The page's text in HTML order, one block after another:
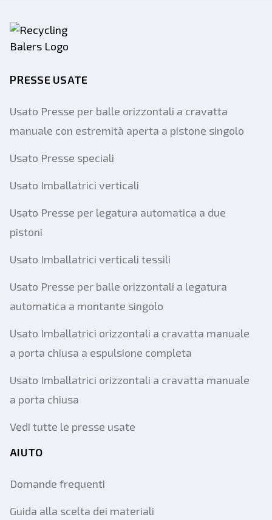
PRESSE USATE
Usato Presse per balle orizzontali a cravatta
manuale con estremità aperta a pistone singolo
Usato Presse speciali
Usato Imballatrici verticali
Usato Presse per legatura automatica a due
pistoni
Usato Imballatrici verticali tessili
Usato Presse per balle orizzontali a legatura
automatica a montante singolo
Usato Imballatrici orizzontali a cravatta manuale
a porta chiusa a espulsione completa
Usato Imballatrici orizzontali a cravatta manuale
a porta chiusa
Vedi tutte le presse usate
AIUTO
Domande frequenti
Guida alla scelta dei materiali